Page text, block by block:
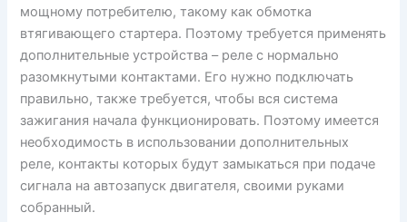
мощному потребителю, такому как обмотка
втягивающего стартера. Поэтому требуется применять
дополнительные устройства – реле с нормально
разомкнутыми контактами. Его нужно подключать
правильно, также требуется, чтобы вся система
зажигания начала функционировать. Поэтому имеется
необходимость в использовании дополнительных
реле, контакты которых будут замыкаться при подаче
сигнала на автозапуск двигателя, своими руками
собранный.